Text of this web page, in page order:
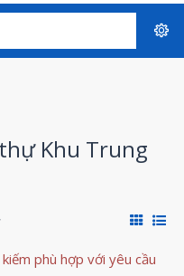
Khu Trung
phù hợp với yêu cầu